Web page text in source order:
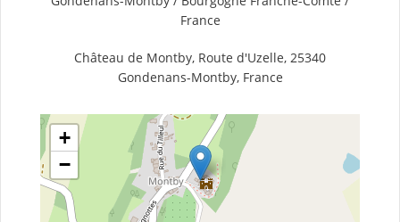
France
Château de Montby, Route d'Uzelle, 25340
Gondenans-Montby, France
+
−